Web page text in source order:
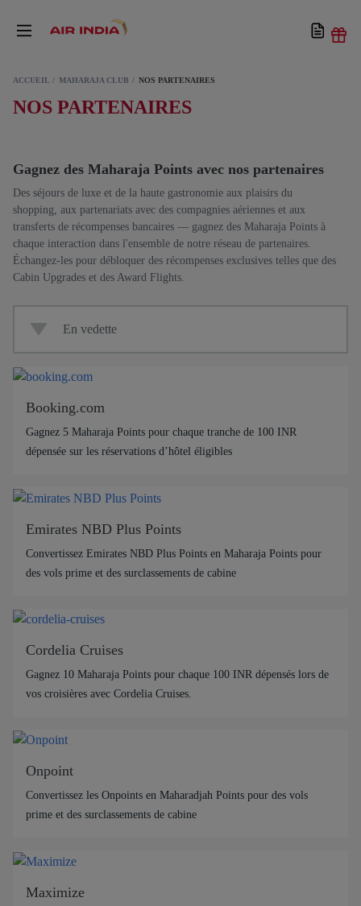
ACCUEIL MAHARAJA CLUB NOS PARTENAIRES
NOS PARTENAIRES
Gagnez des Maharaja Points avec nos partenaires
Des séjours de luxe et de la haute gastronomie aux plaisirs du
shopping, aux partenariats avec des compagnies aériennes et aux
transferts de récompenses bancaires — gagnez des Maharaja Points à
chaque interaction dans l'ensemble de notre réseau de partenaires.
Échangez-les pour débloquer des récompenses exclusives telles que des
Cabin Upgrades et des Award Flights.
En vedette
Booking.com
Gagnez 5 Maharaja Points pour chaque tranche de 100 INR
dépensée sur les réservations d’hôtel éligibles
Emirates NBD Plus Points
Convertissez Emirates NBD Plus Points en Maharaja Points pour
des vols prime et des surclassements de cabine
Cordelia Cruises
Gagnez 10 Maharaja Points pour chaque 100 INR dépensés lors de
vos croisières avec Cordelia Cruises.
Onpoint
Convertissez les Onpoints en Maharadjah Points pour des vols
prime et des surclassements de cabine
Maximize